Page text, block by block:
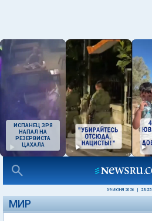
ИСПАНЕЦ ЗРЯ
НАПАЛ НА
РЕЗЕРВИСТА
ЦАХАЛА
09 ИЮНЯ 2026 23:25
МИР